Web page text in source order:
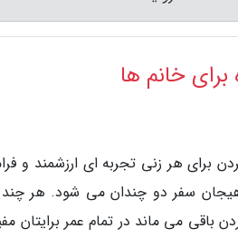
خانم ها
برای هر زنی تجربه ای ارزشمند
سفر دو چندان می شود. هر
می ماند در تمام عمر برایتان